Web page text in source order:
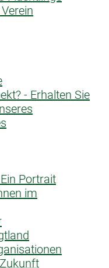
- Erhalten Sie
Portrait
im